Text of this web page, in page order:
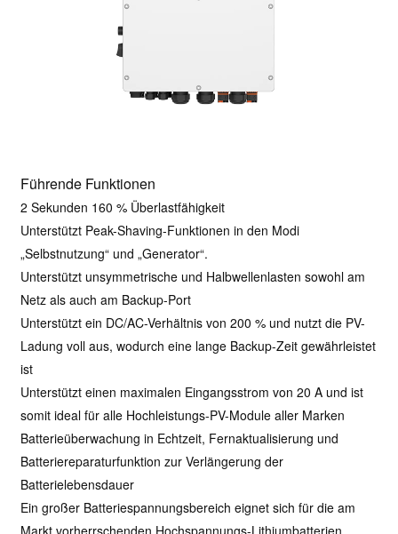
Führende Funktionen
2 Sekunden 160 % Überlastfähigkeit
Unterstützt Peak-Shaving-Funktionen in den Modi
„Selbstnutzung“ und „Generator“.
Unterstützt unsymmetrische und Halbwellenlasten sowohl am
Netz als auch am Backup-Port
Unterstützt ein DC/AC-Verhältnis von 200 % und nutzt die PV-
Ladung voll aus, wodurch eine lange Backup-Zeit gewährleistet
ist
Unterstützt einen maximalen Eingangsstrom von 20 A und ist
somit ideal für alle Hochleistungs-PV-Module aller Marken
Batterieüberwachung in Echtzeit, Fernaktualisierung und
Batteriereparaturfunktion zur Verlängerung der
Batterielebensdauer
Ein großer Batteriespannungsbereich eignet sich für die am
Markt vorherrschenden Hochspannungs-Lithiumbatterien